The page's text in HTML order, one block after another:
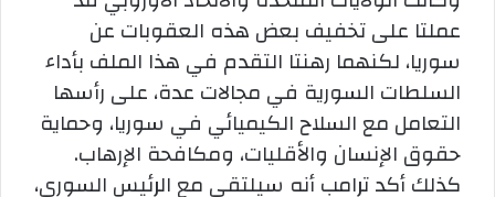
عملتا على تخفيف بعض هذه العقوبات عن
سوريا، لكنهما رهنتا التقدم في هذا الملف بأداء
السلطات السورية في مجالات عدة، على رأسها
التعامل مع السلاح الكيميائي في سوريا، وحماية
حقوق الإنسان والأقليات، ومكافحة الإرهاب.
كذلك أكد ترامب أنه سيلتقي مع الرئيس السوري،